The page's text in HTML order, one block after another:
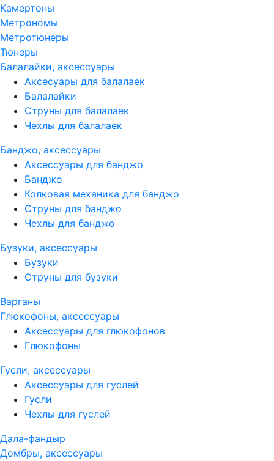
Камертоны
Метрономы
Метротюнеры
Тюнеры
Балалайки, аксессуары
Аксесуары для балалаек
Балалайки
Струны для балалаек
Чехлы для балалаек
Банджо, аксессуары
Аксессуары для банджо
Банджо
Колковая механика для банджо
Струны для банджо
Чехлы для банджо
Бузуки, аксессуары
Бузуки
Струны для бузуки
Варганы
Глюкофоны, аксессуары
Аксессуары для глюкофонов
Глюкофоны
Гусли, аксессуары
Аксессуары для гуслей
Гусли
Чехлы для гуслей
Дала-фандыр
Домбры, аксессуары